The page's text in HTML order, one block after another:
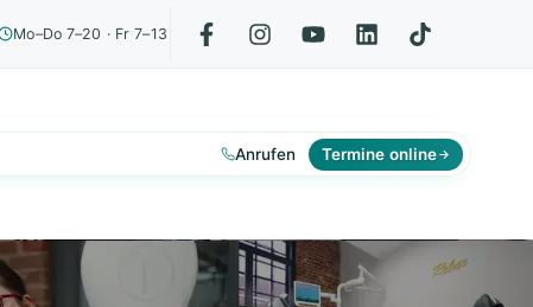
Mo–Do 7–20 · Fr 7–13
Anrufen Termine online